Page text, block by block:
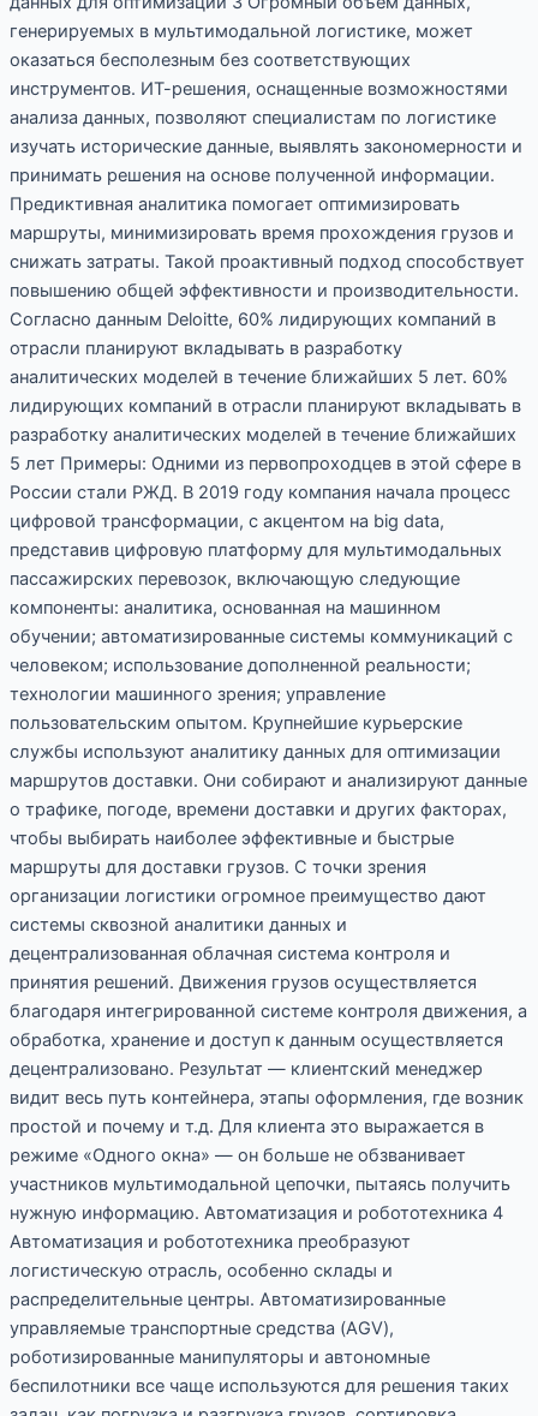
генерируемых в мультимодальной логистике, может
оказаться бесполезным без соответствующих
инструментов. ИТ-решения, оснащенные возможностями
анализа данных, позволяют специалистам по логистике
изучать исторические данные, выявлять закономерности и
принимать решения на основе полученной информации.
Предиктивная аналитика помогает оптимизировать
маршруты, минимизировать время прохождения грузов и
снижать затраты. Такой проактивный подход способствует
повышению общей эффективности и производительности.
Согласно данным Deloitte, 60% лидирующих компаний в
отрасли планируют вкладывать в разработку
аналитических моделей в течение ближайших 5 лет. 60%
лидирующих компаний в отрасли планируют вкладывать в
разработку аналитических моделей в течение ближайших
5 лет Примеры: Одними из первопроходцев в этой сфере в
России стали РЖД. В 2019 году компания начала процесс
цифровой трансформации, с акцентом на big data,
представив цифровую платформу для мультимодальных
пассажирских перевозок, включающую следующие
компоненты: аналитика, основанная на машинном
обучении; автоматизированные системы коммуникаций с
человеком; использование дополненной реальности;
технологии машинного зрения; управление
пользовательским опытом. Крупнейшие курьерские
службы используют аналитику данных для оптимизации
маршрутов доставки. Они собирают и анализируют данные
о трафике, погоде, времени доставки и других факторах,
чтобы выбирать наиболее эффективные и быстрые
маршруты для доставки грузов. С точки зрения
организации логистики огромное преимущество дают
системы сквозной аналитики данных и
децентрализованная облачная система контроля и
принятия решений. Движения грузов осуществляется
благодаря интегрированной системе контроля движения, а
обработка, хранение и доступ к данным осуществляется
децентрализовано. Результат — клиентский менеджер
видит весь путь контейнера, этапы оформления, где возник
простой и почему и т.д. Для клиента это выражается в
режиме «Одного окна» — он больше не обзванивает
участников мультимодальной цепочки, пытаясь получить
нужную информацию. Автоматизация и робототехника 4
Автоматизация и робототехника преобразуют
логистическую отрасль, особенно склады и
распределительные центры. Автоматизированные
управляемые транспортные средства (AGV),
роботизированные манипуляторы и автономные
беспилотники все чаще используются для решения таких